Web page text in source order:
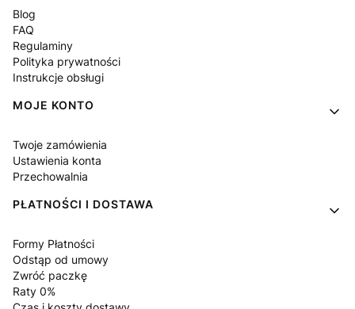
Blog
FAQ
Regulaminy
Polityka prywatności
Instrukcje obsługi
MOJE KONTO
Twoje zamówienia
Ustawienia konta
Przechowalnia
PŁATNOŚCI I DOSTAWA
Formy Płatności
Odstąp od umowy
Zwróć paczkę
Raty 0%